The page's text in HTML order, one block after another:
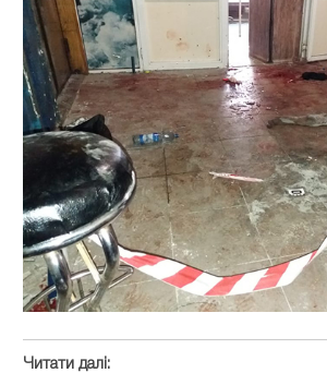
Читати далі: